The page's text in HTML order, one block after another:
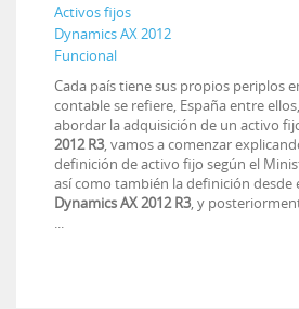
Activos fijos
Dynamics AX 2012
Funcional
Cada país tiene sus propios periplos
contable se refiere, España entre
abordar la adquisición de un activo
2012 R3, vamos a comenzar
definición de activo fijo según el
así como también la definición desde
Dynamics AX 2012 R3, y
...